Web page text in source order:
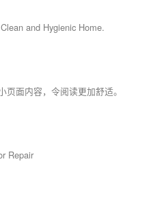
and Hygienic Home.
面内容，令阅读更加舒适。
Repair